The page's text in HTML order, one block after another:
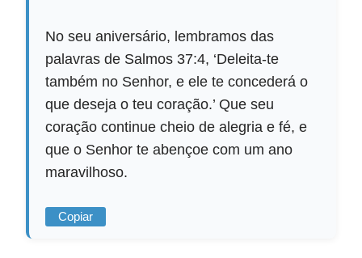
No seu aniversário, lembramos das
palavras de Salmos 37:4, ‘Deleita-te
também no Senhor, e ele te concederá o
que deseja o teu coração.’ Que seu
coração continue cheio de alegria e fé, e
que o Senhor te abençoe com um ano
maravilhoso.
Copiar